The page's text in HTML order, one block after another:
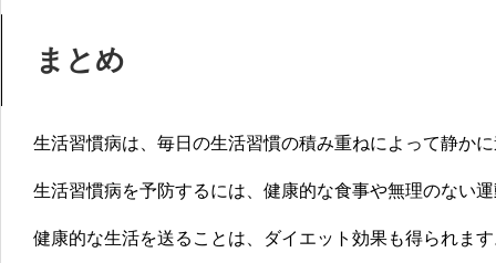
まとめ
生活習慣病は、 毎日の生活習慣の積み重ねによって静か
生活習慣病を予防するには、健康的な食事や無理のない
健康的な生活を送ることは、ダイエット効果も得られま